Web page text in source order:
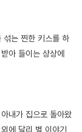
섞는 찐한 키스를 하
아 들이는 상상에
내가 집으로 돌아왔
에 달리 별 이야기